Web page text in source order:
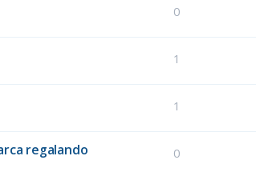
0
1
1
regalando
0